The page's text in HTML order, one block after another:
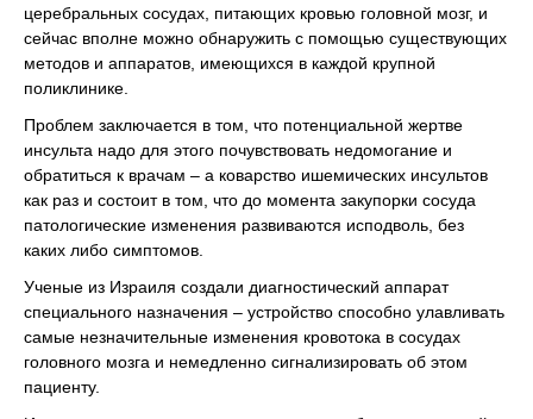
церебральных сосудах, питающих кровью головной мозг, и
сейчас вполне можно обнаружить с помощью существующих
методов и аппаратов, имеющихся в каждой крупной
поликлинике.
Проблем заключается в том, что потенциальной жертве
инсульта надо для этого почувствовать недомогание и
обратиться к врачам – а коварство ишемических инсультов
как раз и состоит в том, что до момента закупорки сосуда
патологические изменения развиваются исподволь, без
каких либо симптомов.
Ученые из Израиля создали диагностический аппарат
специального назначения – устройство способно улавливать
самые незначительные изменения кровотока в сосудах
головного мозга и немедленно сигнализировать об этом
пациенту.